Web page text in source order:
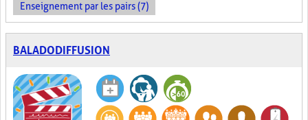
Enseignement par les pairs (7)
BALADODIFFUSION